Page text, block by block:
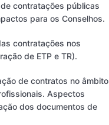
contratações públicas
para os Conselhos.
contratações nos
de ETP e TR).
de contratos no âmbito
Aspectos
dos documentos de